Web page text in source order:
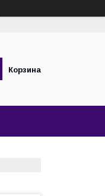
Корзина